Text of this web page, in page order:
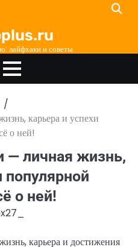
лайфхаки и советы
карьера и успехи
о ней!
личная жизнь,
популярной
о ней!